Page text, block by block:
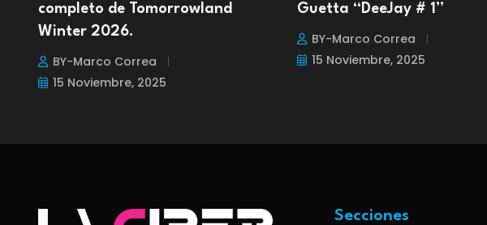
completo de Tomorrowland
Winter 2026.
BY-Marco Correa
15 Noviembre, 2025
Guetta “DeeJay # 1”
BY-Marco Correa
15 Noviembre, 2025
Secciones